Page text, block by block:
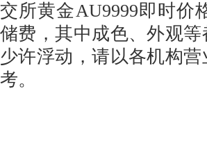
交所黄金AU9999即时价
储费，其中成色、外观
少许浮动，请以各机构
考。